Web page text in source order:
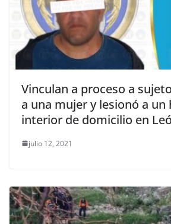
Vinculan a proceso a
a una mujer y lesionó a un
interior de domicilio en
julio 12, 2021